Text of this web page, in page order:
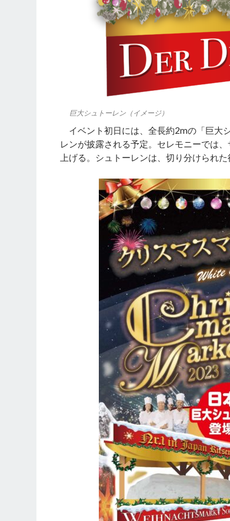
巨大シュトーレン（イメージ）
イベント初日には、全長約2mの「巨大
レンが披露される予定。セレモニーでは
上げる。シュトーレンは、切り分けられ